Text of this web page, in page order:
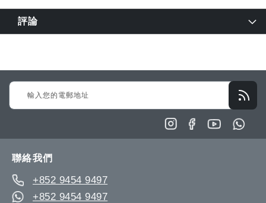
評論
Sign
Up
聯絡我們
+852 9454 9497
+852 9454 9497